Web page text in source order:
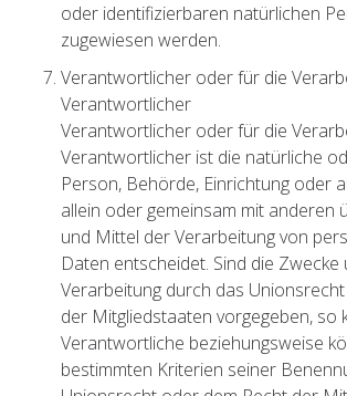
oder identifizierbaren natürlichen
zugewiesen werden.
Verantwortlicher oder für die
Verantwortlicher
Verantwortlicher oder für die
Verantwortlicher ist die natürliche
Person, Behörde, Einrichtung oder
allein oder gemeinsam mit anderen
und Mittel der Verarbeitung von
Daten entscheidet. Sind die
Verarbeitung durch das
der Mitgliedstaaten vorgegeben, so
Verantwortliche beziehungsweise
bestimmten Kriterien seiner